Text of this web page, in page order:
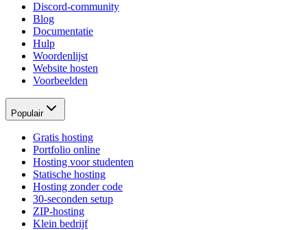
Discord-community
Blog
Documentatie
Hulp
Woordenlijst
Website hosten
Voorbeelden
Populair
Gratis hosting
Portfolio online
Hosting voor studenten
Statische hosting
Hosting zonder code
30-seconden setup
ZIP-hosting
Klein bedrijf